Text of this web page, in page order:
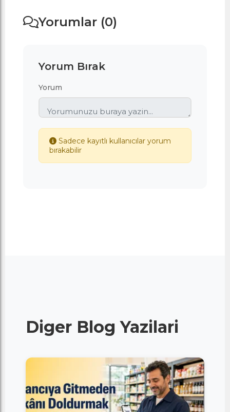
Yorumlar (0)
Yorum Bırak
Yorum
Sadece kayıtlı kullanıcılar yorum
bırakabilir
Diger Blog Yazilari